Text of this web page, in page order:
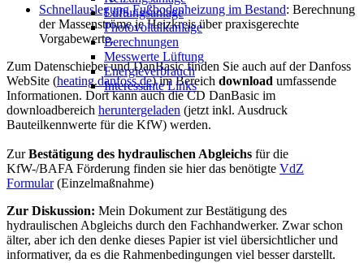
Lüftungsanlage
Photovoltaikanlage
Berechnungen
Messwerte Lüftung
Energieverbrauch
Interessante Links
Schnellauslegung Fußbodenheizung im Bestand: Berechnung
der Massenströme je Heizkreis über praxisgerechte
Vorgabewerte.
Zum Datenschieber und DanBasic finden Sie auch auf der Danfoss
WebSite (heating.danfoss.de) im Bereich download umfassende
Informationen. Dort kann auch die CD DanBasic im
downloadbereich heruntergeladen (jetzt inkl. Ausdruck
Bauteilkennwerte für die KfW) werden.
ZurBestätigung des hydraulischen Abgleichs für die
KfW-/BAFA Förderung finden sie hier das benötigte VdZ
Formular(Einzelmaßnahme)
Zur Diskussion: Mein Dokument zur Bestätigung des
hydraulischen Abgleichs durch den Fachhandwerker. Zwar schon
älter, aber ich den denke dieses Papier ist viel übersichtlicher und
informativer, da es die Rahmenbedingungen viel besser darstellt.